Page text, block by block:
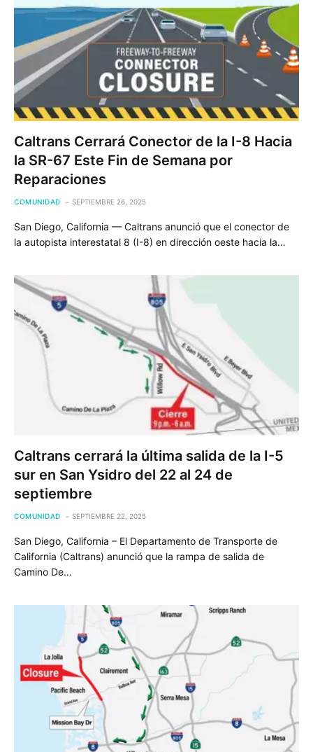
Caltrans Cerrará Conector de la I-8 Hacia
la SR-67 Este Fin de Semana por
Reparaciones
COMUNIDAD SEPTIEMBRE 26, 2025
San Diego, California — Caltrans anunció que el conector de
la autopista interestatal 8 (I-8) en dirección oeste hacia la…
Caltrans cerrará la última salida de la I-5
sur en San Ysidro del 22 al 24 de
septiembre
COMUNIDAD SEPTIEMBRE 22, 2025
San Diego, California – El Departamento de Transporte de
California (Caltrans) anunció que la rampa de salida de
Camino De…